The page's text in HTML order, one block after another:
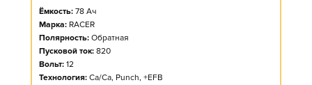
Ёмкость: 78 Ач
Марка: RACER
Полярность: Обратная
Пусковой ток: 820
Вольт: 12
Технология: Ca/Ca, Punch, +EFB